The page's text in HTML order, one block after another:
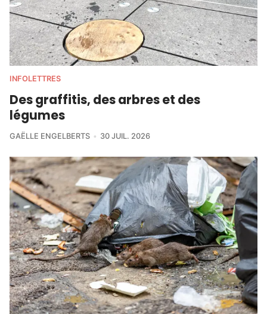
INFOLETTRES
Des graffitis, des arbres et des
légumes
GAËLLE ENGELBERTS 30 JUIL. 2026